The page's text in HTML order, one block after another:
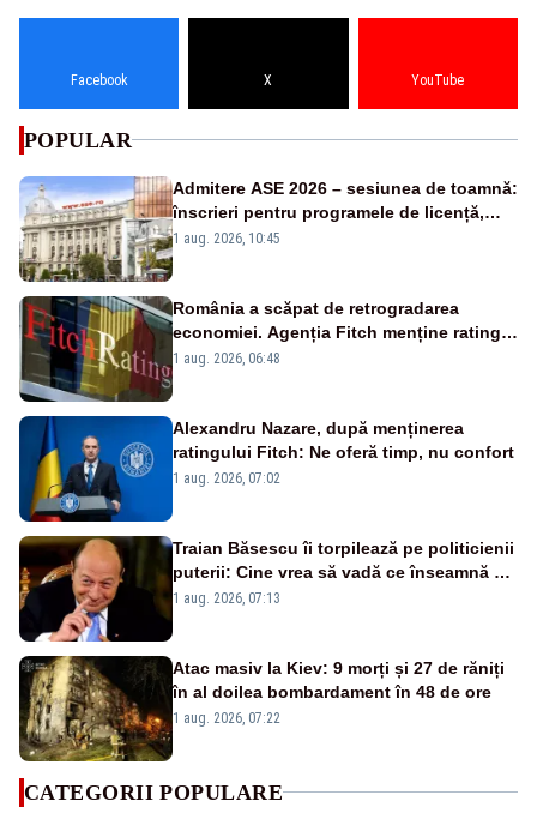
Facebook X YouTube
POPULAR
Admitere ASE 2026 – sesiunea de toamnă:
înscrieri pentru programele de licență,
masterat și doctorat
1 aug. 2026, 10:45
România a scăpat de retrogradarea
economiei. Agenția Fitch menține ratingul
„BBB-” cu perspectivă negativă
1 aug. 2026, 06:48
Alexandru Nazare, după menținerea
ratingului Fitch: Ne oferă timp, nu confort
1 aug. 2026, 07:02
Traian Băsescu îi torpilează pe politicienii
puterii: Cine vrea să vadă ce înseamnă să
fii prost, se uită la România
1 aug. 2026, 07:13
Atac masiv la Kiev: 9 morți și 27 de răniți
în al doilea bombardament în 48 de ore
1 aug. 2026, 07:22
CATEGORII POPULARE